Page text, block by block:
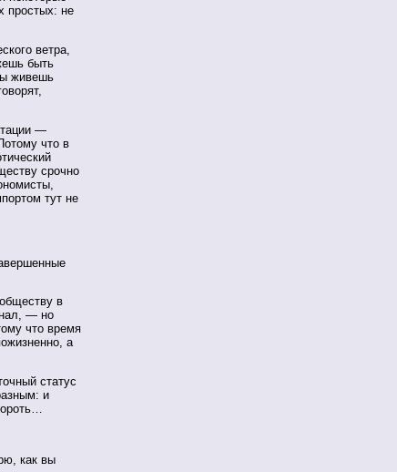
простых: не
ветра,
быть
живешь
—
что в
срочно
тут не
в
— но
что время
а
статус
и
как вы